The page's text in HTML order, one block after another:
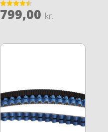
Vurderet
4.5
799,00 kr.